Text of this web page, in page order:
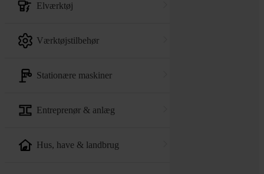
elværktøj
værktøjstilbehør
stationære maskiner
entreprenør & anlæg
hus, have & landbrug